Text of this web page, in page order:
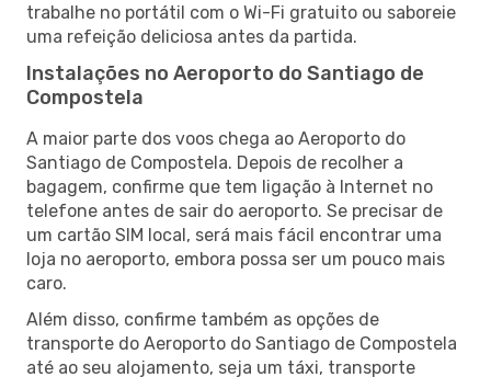
trabalhe no portátil com o Wi-Fi gratuito ou saboreie
uma refeição deliciosa antes da partida.
Instalações no Aeroporto do Santiago de
Compostela
A maior parte dos voos chega ao Aeroporto do
Santiago de Compostela. Depois de recolher a
bagagem, confirme que tem ligação à Internet no
telefone antes de sair do aeroporto. Se precisar de
um cartão SIM local, será mais fácil encontrar uma
loja no aeroporto, embora possa ser um pouco mais
caro.
Além disso, confirme também as opções de
transporte do Aeroporto do Santiago de Compostela
até ao seu alojamento, seja um táxi, transporte